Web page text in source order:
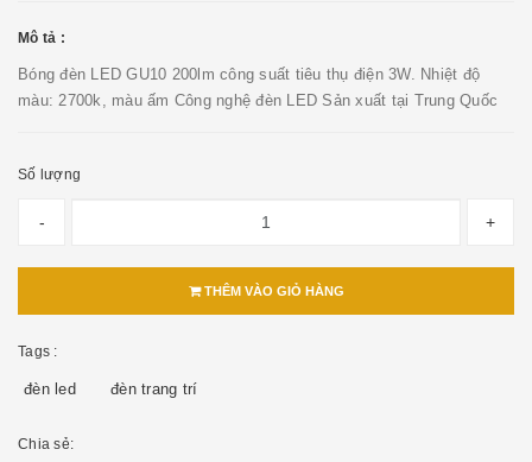
Mô tả :
Bóng đèn LED GU10 200lm công suất tiêu thụ điện 3W. Nhiệt độ
màu: 2700k, màu ấm Công nghệ đèn LED Sản xuất tại Trung Quốc
Số lượng
- +
THÊM VÀO GIỎ HÀNG
Tags :
đèn led đèn trang trí
Chia sẻ: